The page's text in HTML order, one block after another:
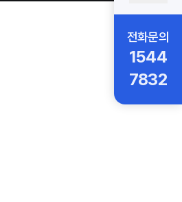
전화문의
1544
7832